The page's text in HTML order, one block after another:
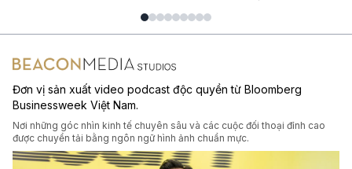
Đơn vị sản xuất video podcast độc quyền từ Bloomberg
Businessweek Việt Nam.
Nơi những góc nhìn kinh tế chuyên sâu và các cuộc đối thoại đỉnh cao
được chuyển tải bằng ngôn ngữ hình ảnh chuẩn mực.